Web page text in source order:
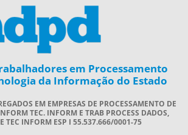
em Processamento
da Informação do Estado
EM EMPRESAS DE PROCESSAMENTO DE
TEC. INFORM E TRAB PROCESS DADOS,
TEC INFORM ESP I 55.537.666/0001-75